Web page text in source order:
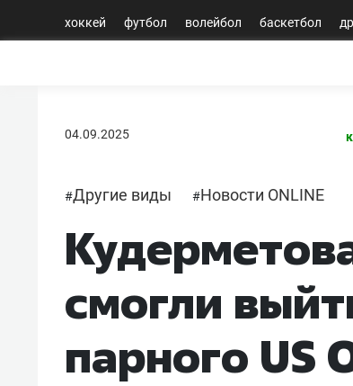
хоккей футбол волейбол баскетбол
04.09.2025
#Другие виды #Новости ONLINE
смогли
парного US